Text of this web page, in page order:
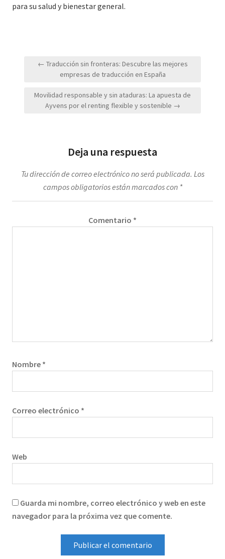
para su salud y bienestar general.
Navegación
← Traducción sin fronteras: Descubre las mejores
empresas de traducción en España
Movilidad responsable y sin ataduras: La apuesta de
Ayvens por el renting flexible y sostenible →
Deja una respuesta
Tu dirección de correo electrónico no será publicada. Los
campos obligatorios están marcados con *
Comentario *
Nombre *
Correo electrónico *
Web
Guarda mi nombre, correo electrónico y web en este
navegador para la próxima vez que comente.